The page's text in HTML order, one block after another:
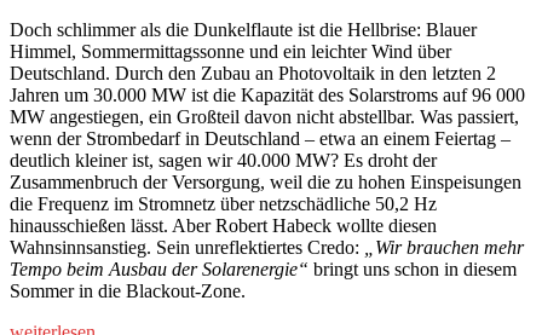
Doch schlimmer als die Dunkelflaute ist die Hellbrise: Blauer
Himmel, Sommermittagssonne und ein leichter Wind über
Deutschland. Durch den Zubau an Photovoltaik in den letzten 2
Jahren um 30.000 MW ist die Kapazität des Solarstroms auf 96 000
MW angestiegen, ein Großteil davon nicht abstellbar. Was passiert,
wenn der Strombedarf in Deutschland – etwa an einem Feiertag –
deutlich kleiner ist, sagen wir 40.000 MW? Es droht der
Zusammenbruch der Versorgung, weil die zu hohen Einspeisungen
die Frequenz im Stromnetz über netzschädliche 50,2 Hz
hinausschießen lässt. Aber Robert Habeck wollte diesen
Wahnsinnsanstieg. Sein unreflektiertes Credo:
„Wir brauchen mehr
Tempo beim Ausbau der Solarenergie“ bringt uns schon in diesem
Sommer in die Blackout-Zone.
„Nach